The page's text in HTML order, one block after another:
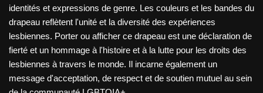
identités et expressions de genre. Les couleurs et les bandes du
drapeau reflètent l'unité et la diversité des expériences
lesbiennes. Porter ou afficher ce drapeau est une déclaration de
fierté et un hommage à l'histoire et à la lutte pour les droits des
lesbiennes à travers le monde. Il incarne également un
message d'acceptation, de respect et de soutien mutuel au sein